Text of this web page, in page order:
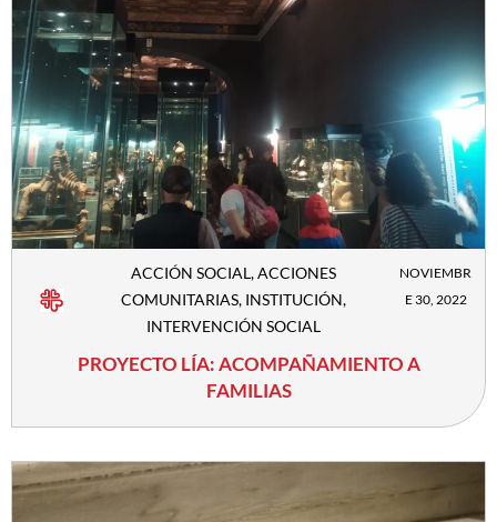
ACCIÓN SOCIAL,ACCIONES
COMUNITARIAS, INSTITUCIÓN,
INTERVENCIÓN SOCIAL
NOVIEMBR
E 30, 2022
PROYECTO LÍA: ACOMPAÑAMIENTO A
FAMILIAS